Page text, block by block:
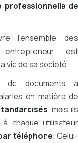
professionnelle de
l’ensemble des
entrepreneur est
vie de sa société.
de documents à
en matière de
, mais ils
chaque utilisateur
téléphone. Celui-